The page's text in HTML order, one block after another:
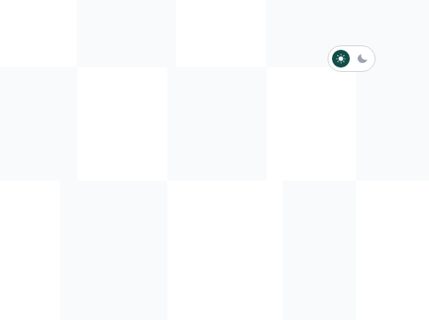
淺色模式
深色模式